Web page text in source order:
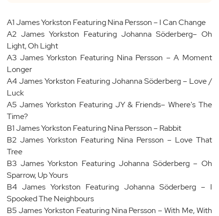
A1 James Yorkston Featuring Nina Persson – I Can Change
A2 James Yorkston Featuring Johanna Söderberg– Oh
Light, Oh Light
A3 James Yorkston Featuring Nina Persson – A Moment
Longer
A4 James Yorkston Featuring Johanna Söderberg – Love /
Luck
A5 James Yorkston Featuring JY & Friends– Where's The
Time?
B1 James Yorkston Featuring Nina Persson – Rabbit
B2 James Yorkston Featuring Nina Persson – Love That
Tree
B3 James Yorkston Featuring Johanna Söderberg – Oh
Sparrow, Up Yours
B4 James Yorkston Featuring Johanna Söderberg – I
Spooked The Neighbours
B5 James Yorkston Featuring Nina Persson – With Me, With